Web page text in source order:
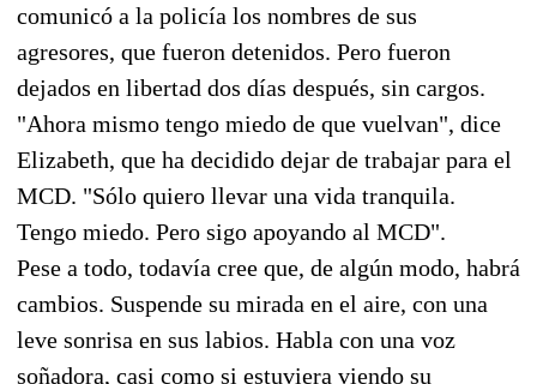
comunicó a la policía los nombres de sus
agresores, que fueron detenidos. Pero fueron
dejados en libertad dos días después, sin cargos.
"Ahora mismo tengo miedo de que vuelvan", dice
Elizabeth, que ha decidido dejar de trabajar para el
MCD. "Sólo quiero llevar una vida tranquila.
Tengo miedo. Pero sigo apoyando al MCD".
Pese a todo, todavía cree que, de algún modo, habrá
cambios. Suspende su mirada en el aire, con una
leve sonrisa en sus labios. Habla con una voz
soñadora, casi como si estuviera viendo su